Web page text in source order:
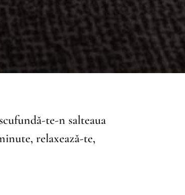
te-n salteaua
relaxează-te,